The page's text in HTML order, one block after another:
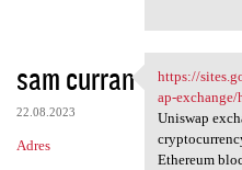
sam curran
22.08.2023
Adres
https://
https://
ap-exchange/
Uniswap
Ethereum